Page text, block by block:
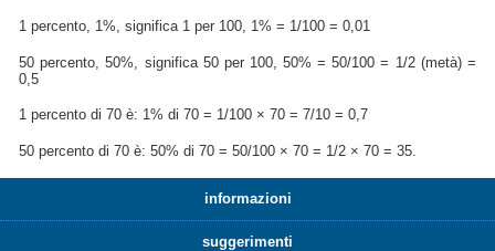
1 percento, 1%, significa 1 per 100, 1% = 1/100 = 0,01
50 percento, 50%, significa 50 per 100, 50% = 50/100 = 1/2 (metà) =
0,5
1 percento di 70 è: 1% di 70 = 1/100 × 70 = 7/10 = 0,7
50 percento di 70 è: 50% di 70 = 50/100 × 70 = 1/2 × 70 = 35.
informazioni
suggerimenti